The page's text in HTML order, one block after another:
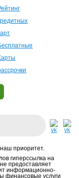
приоритет.
гиперссылка на
не предоставляет
информационно-
финансовые услуги